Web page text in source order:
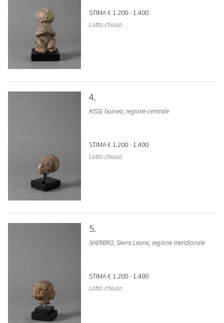
STIMA€ 1.200 - 1.400
Lotto chiuso
4
KISSI, Guinea, regione centrale
STIMA€ 1.200 - 1.400
Lotto chiuso
5
SHERBRO, Sierra Leone, regione meridionale
STIMA€ 1.200 - 1.400
Lotto chiuso